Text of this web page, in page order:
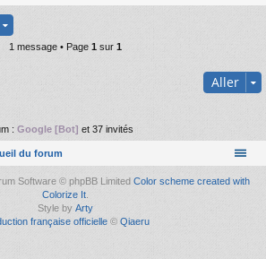
au
1 message • Page 1 sur 1
Aller
: Google [Bot] et 37 invités
du forum
Software © phpBB Limited Color scheme created with
Colorize It
Style by Arty
française officielle © Qiaeru